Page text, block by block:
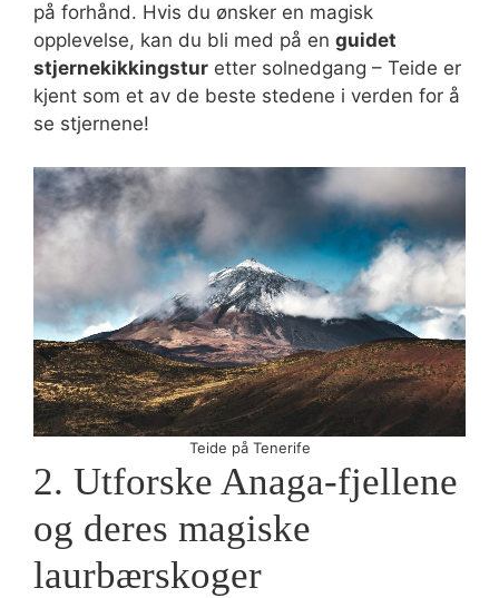
på forhånd. Hvis du ønsker en magisk
opplevelse, kan du bli med på en guidet
stjernekikkingstur etter solnedgang – Teide er
kjent som et av de beste stedene i verden for å
se stjernene!
Teide på Tenerife
2. Utforske Anaga-fjellene
og deres magiske
laurbærskoger